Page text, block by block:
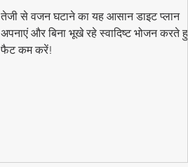
तेजी से वजन घटाने का यह आसान डाइट प्लान
अपनाएं और बिना भूखे रहे स्वादिष्ट भोजन करते हुए
फैट कम करें!